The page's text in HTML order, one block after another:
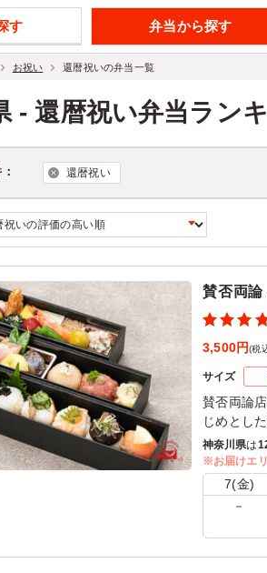
す 弁当から探す
お祝い 還暦祝いの弁当一覧
- 還暦祝い弁当ラン
還暦祝い
賛否両
3,500円(税
サイズ
賛否両論
じめとし
を一緒に
見て楽し
き気分の
賛否両論
松風焼き/
神奈川県は
※お届けエ
7(金)
－